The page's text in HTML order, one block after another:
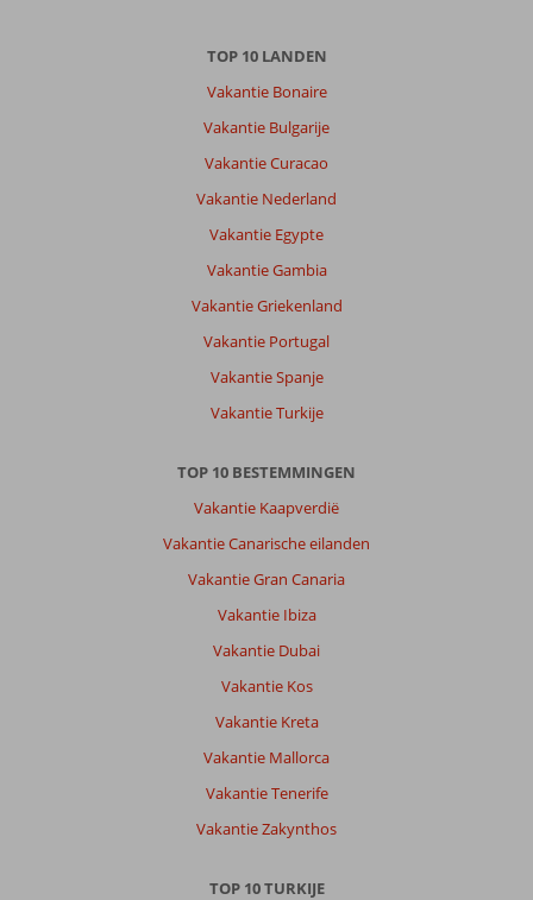
TOP 10 LANDEN
Vakantie Bonaire
Vakantie Bulgarije
Vakantie Curacao
Vakantie Nederland
Vakantie Egypte
Vakantie Gambia
Vakantie Griekenland
Vakantie Portugal
Vakantie Spanje
Vakantie Turkije
TOP 10 BESTEMMINGEN
Vakantie Kaapverdië
Vakantie Canarische eilanden
Vakantie Gran Canaria
Vakantie Ibiza
Vakantie Dubai
Vakantie Kos
Vakantie Kreta
Vakantie Mallorca
Vakantie Tenerife
Vakantie Zakynthos
TOP 10 TURKIJE